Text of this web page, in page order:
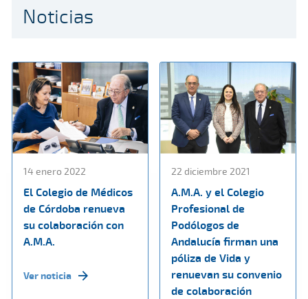
Noticias
14 enero 2022
El Colegio de Médicos
de Córdoba renueva
su colaboración con
A.M.A.
Ver noticia
22 diciembre 2021
A.M.A. y el Colegio
Profesional de
Podólogos de
Andalucía firman una
póliza de Vida y
renuevan su convenio
de colaboración